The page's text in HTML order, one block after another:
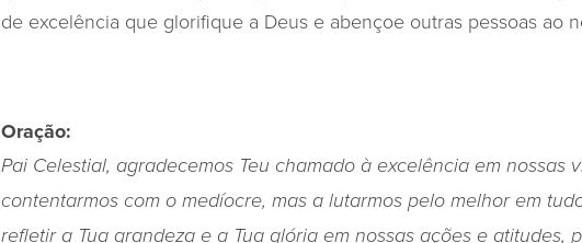
de excelência que glorifique a Deus e abençoe outras pessoas ao
Oração:
Pai Celestial, agradecemos Teu chamado à excelência em nossas
contentarmos com o medíocre, mas a lutarmos pelo melhor em
refletir a Tua grandeza e a Tua glória em nossas ações e atitudes,